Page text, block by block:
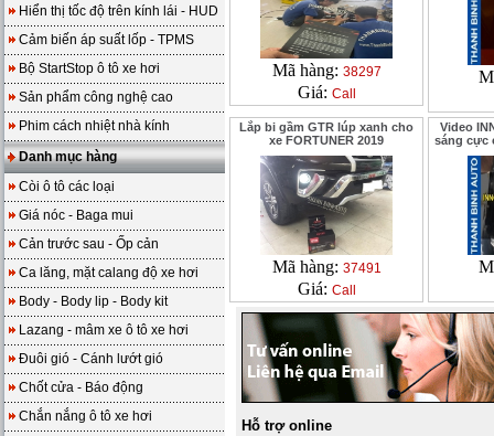
Hiển thị tốc độ trên kính lái - HUD
Cảm biến áp suất lốp - TPMS
Bộ StartStop ô tô xe hơi
Sản phẩm công nghệ cao
Phim cách nhiệt nhà kính
Danh mục hàng
Còi ô tô các loại
Giá nóc - Baga mui
Cản trước sau - Ốp cản
Ca lăng, mặt calang độ xe hơi
Body - Body lip - Body kit
Lazang - mâm xe ô tô xe hơi
Đuôi gió - Cánh lướt gió
Chốt cửa - Báo động
Chắn nắng ô tô xe hơi
Mã hàng: 38297
Giá: Call
Lắp bi gầm GTR lúp xanh cho
xe FORTUNER 2019
Mã hàng: 37491
Giá: Call
Video
sáng cực
Hỗ trợ online